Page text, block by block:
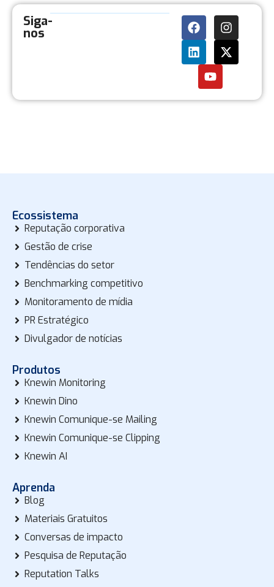
Siga-
nos
Ecossistema
Reputação corporativa
Gestão de crise
Tendências do setor
Benchmarking competitivo
Monitoramento de mídia
PR Estratégico
Divulgador de notícias
Produtos
Knewin Monitoring
Knewin Dino
Knewin Comunique-se Mailing
Knewin Comunique-se Clipping
Knewin AI
Aprenda
Blog
Materiais Gratuitos
Conversas de impacto
Pesquisa de Reputação
Reputation Talks